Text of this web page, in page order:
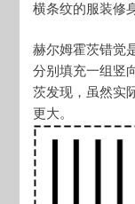
横条纹的服装修
赫尔姆霍茨错觉
分别填充一组竖
茨发现，虽然实
更大。